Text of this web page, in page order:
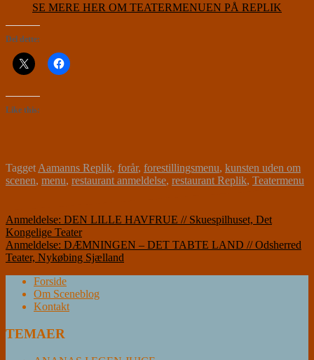
SE MERE HER OM TEATERMENUEN PÅ REPLIK
Del dette:
Like this:
TaggetAamanns Replik, forår, forestillingsmenu, kunsten uden om
scenen, menu, restaurant anmeldelse, restaurant Replik, Teatermenu
Indlægsnavigation
Anmeldelse: DEN LILLE HAVFRUE // Skuespilhuset, Det
Kongelige Teater
Anmeldelse: DÆMNINGEN – DET TABTE LAND // Odsherred
Teater, Nykøbing Sjælland
Forside
Om Sceneblog
Kontakt
TEMAER